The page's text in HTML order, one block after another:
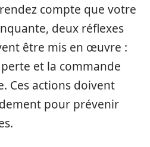
compte que votre
deux réflexes
être mis en œuvre :
et la commande
Ces actions doivent
pour prévenir